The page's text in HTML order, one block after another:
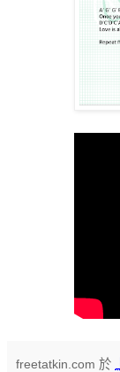
freetatkin.com 於